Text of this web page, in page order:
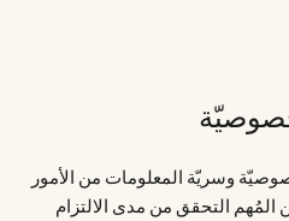
وسريّة المعلومات من الأمور
المُهم التحقق من مدى الالتزام